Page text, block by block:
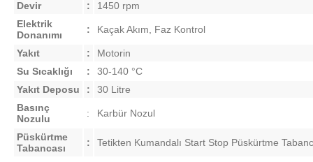
Devir
:
1450 rpm
Elektrik
Donanımı
: Kaçak Akım, Faz Kontrol
Yakıt :
Motorin
Su Sıcaklığı
:
30-140 °C
Yakıt Deposu
:
30 Litre
Basınç
Nozulu
: Karbür Nozul
Püskürtme
Tabancası
: Tetikten Kumandalı Start Stop Püskürtme